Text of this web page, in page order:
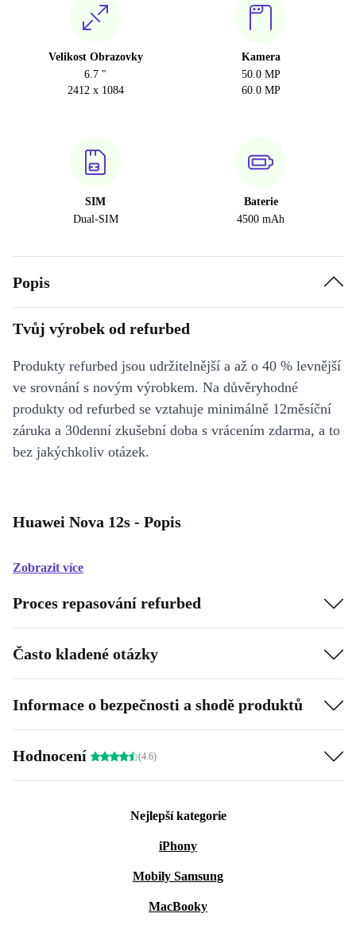
Velikost Obrazovky
6.7 "
2412 x 1084
Kamera
50.0 MP
60.0 MP
SIM
Dual-SIM
Baterie
4500 mAh
Popis
Tvůj výrobek od refurbed
Produkty refurbed jsou udržitelnější a až o 40 % levnější
ve srovnání s novým výrobkem. Na důvěryhodné
produkty od refurbed se vztahuje minimálně 12měsíční
záruka a 30denní zkušební doba s vrácením zdarma, a to
bez jakýchkoliv otázek.
Huawei Nova 12s - Popis
Zobrazit více
Proces repasování refurbed
Často kladené otázky
Informace o bezpečnosti a shodě produktů
Hodnocení (4.6)
Nejlepší kategorie
iPhony
Mobily Samsung
MacBooky